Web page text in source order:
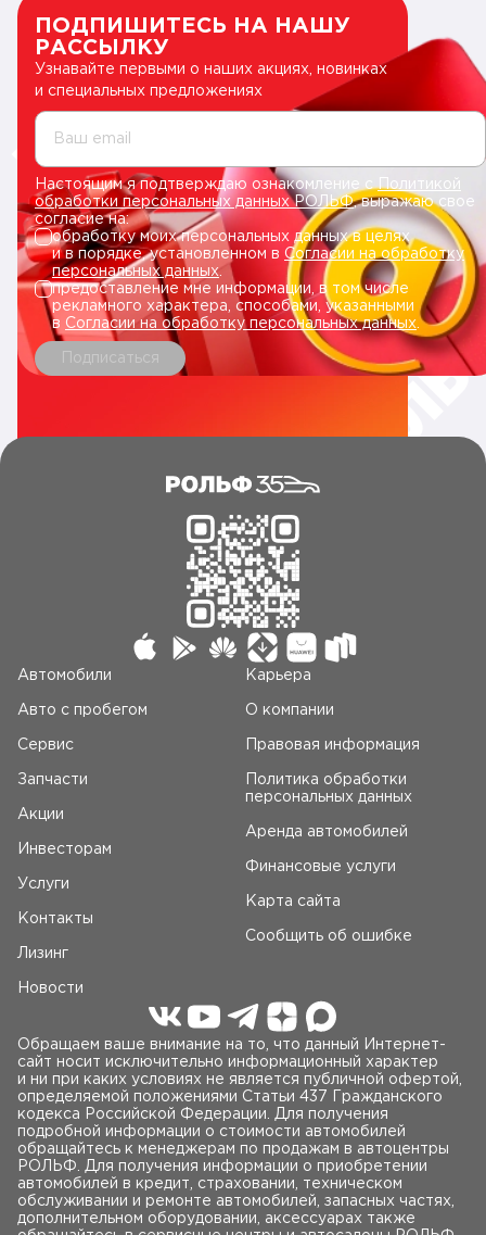
ПОДПИШИТЕСЬ НА НАШУ
РАССЫЛКУ
Узнавайте первыми о наших акциях, новинках
и специальных предложениях
Ваш email
Настоящим я подтверждаю ознакомление сПолитикой
обработки персональных данных РОЛЬФ, выражаю свое
согласие на:
обработку моих персональных данных в целях
и в порядке, установленном в Согласии на обработку
персональных данных.
предоставление мне информации, в том числе
рекламного характера, способами, указанными
в Согласии на обработку персональных данных
Подписаться
Автомобили
Авто c пробегом
Сервис
Запчасти
Акции
Инвесторам
Услуги
Контакты
Лизинг
Новости
Карьера
О компании
Правовая информация
Политика обработки
персональных данных
Аренда автомобилей
Финансовые услуги
Карта сайта
Сообщить об ошибке
Обращаем ваше внимание на то, что данный Интернет-
сайт носит исключительно информационный характер
и ни при каких условиях не является публичной офертой,
определяемой положениями Статьи 437 Гражданского
кодекса Российской Федерации. Для получения
подробной информации о стоимости автомобилей
обращайтесь к менеджерам по продажам в автоцентры
РОЛЬФ. Для получения информации о приобретении
автомобилей в кредит, страховании, техническом
обслуживании и ремонте автомобилей, запасных частях,
дополнительном оборудовании, аксессуарах также